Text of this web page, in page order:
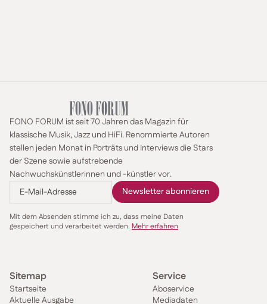
FONO FORUM ist seit 70 Jahren das Magazin für
klassische Musik, Jazz und HiFi. Renommierte Autoren
stellen jeden Monat in Porträts und Interviews die Stars
der Szene sowie aufstrebende
Nachwuchskünstlerinnen und -künstler vor.
Mit dem Absenden stimme ich zu, dass meine Daten
gespeichert und verarbeitet werden. Mehr erfahren
Sitemap
Startseite
Aktuelle Ausgabe
Service
Aboservice
Mediadaten